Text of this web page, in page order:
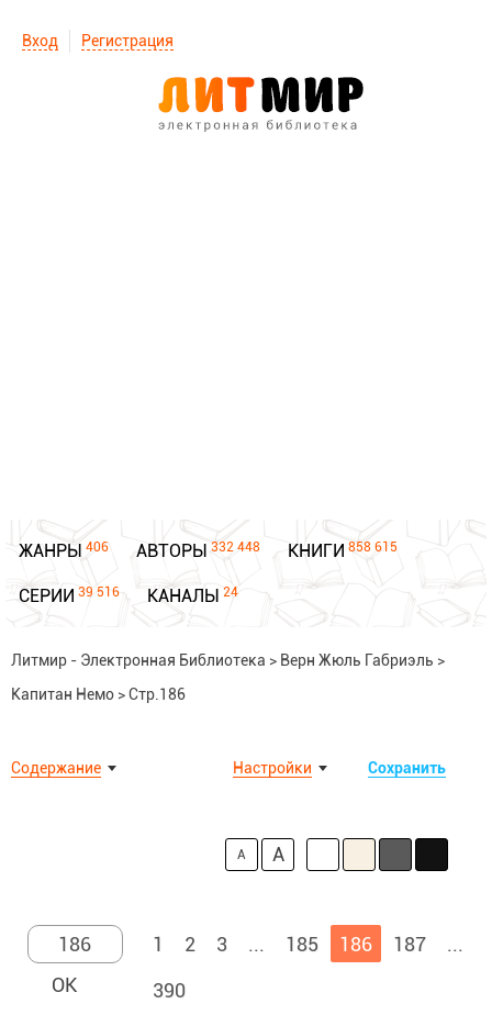
Вход Регистрация
ЖАНРЫ 406 АВТОРЫ 332 448 КНИГИ 858 615
СЕРИИ 39 516 КАНАЛЫ 24
Литмир - Электронная Библиотека > Верн Жюль Габриэль >
Капитан Немо >Стр.186
Содержание Сохранить
Настройки
A A
1 2 3 ... 185 186 187
...
390